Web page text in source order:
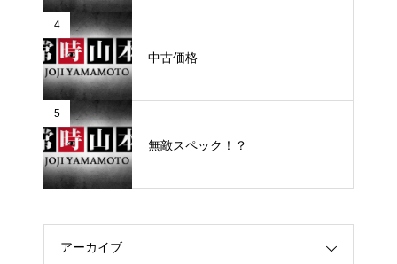
4
中古価格
5
無敵スペック！？
アーカイブ